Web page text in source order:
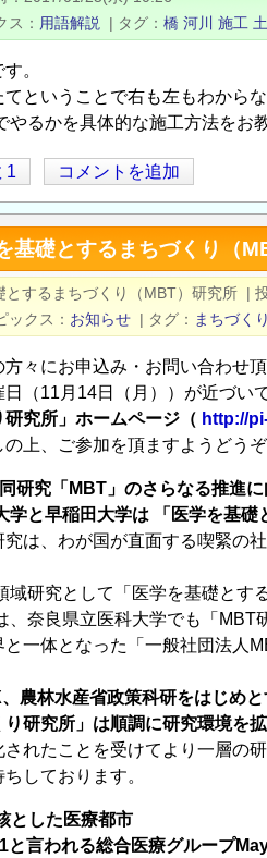
ス 用語解説 | タグ 橋 河川 施工
。
ということで右も左もわから
やるかを具体的な施工方法をお
1 コメントを追加
基礎とするまちづくり（
するまちづくり（MBT）研究所 |
ックス お知らせ | タグ まちづくり
々にお申込み・お問い合わせ頂
（11月14日（月））が近づい
究所」ホームページ（ http://
上、ご参加を頂ますようどう
研究「MBT」のさらなる推進に
学と早稲田大学は 「医学を基
究は、わが国が直面する喫緊の
域研究として「医学を基礎と
、奈良県立医科大学でも「
一体となった「一般社団法人
農林水産省政策科研をはじめ
り研究所」は順調に研究環境を
れたことを受けてより一層の
しております。
とした医療都市
と言われる総合医療グループ